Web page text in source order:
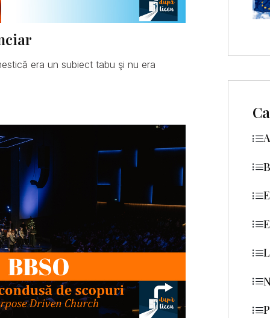
era un subiect tabu şi nu era